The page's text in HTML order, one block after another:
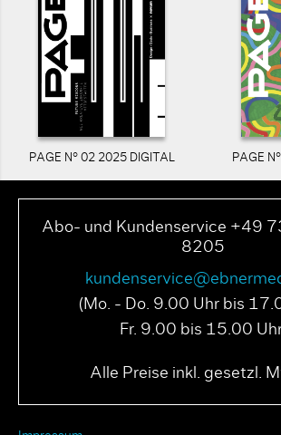
PAGE N° 02 2025 DIGITAL PAGE
Abo- und Kundenservice +49
8205
(Mo. - Do. 9.00 Uhr bis
Fr. 9.00 bis 15.00
Alle Preise inkl. gesetzl.